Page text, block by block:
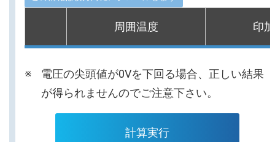
周囲温度 印
電圧の尖頭値が0Vを下回る場合、正しい結果
が得られませんのでご注意下さい。
計算実行